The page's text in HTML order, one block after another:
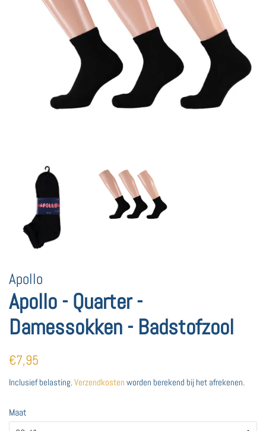
Apollo
Apollo - Quarter -
Damessokken - Badstofzool
Normale
€7,95
Inclusief belasting.Verzendkosten worden berekend bij het afrekenen.
Maat